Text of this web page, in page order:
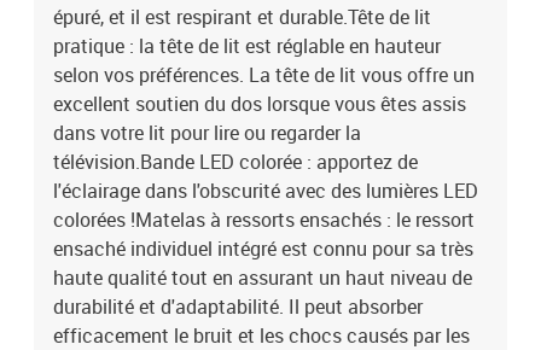
épuré, et il est respirant et durable.Tête de lit
pratique : la tête de lit est réglable en hauteur
selon vos préférences. La tête de lit vous offre un
excellent soutien du dos lorsque vous êtes assis
dans votre lit pour lire ou regarder la
télévision.Bande LED colorée : apportez de
l'éclairage dans l'obscurité avec des lumières LED
colorées !Matelas à ressorts ensachés : le ressort
ensaché individuel intégré est connu pour sa très
haute qualité tout en assurant un haut niveau de
durabilité et d'adaptabilité. Il peut absorber
efficacement le bruit et les chocs causés par les